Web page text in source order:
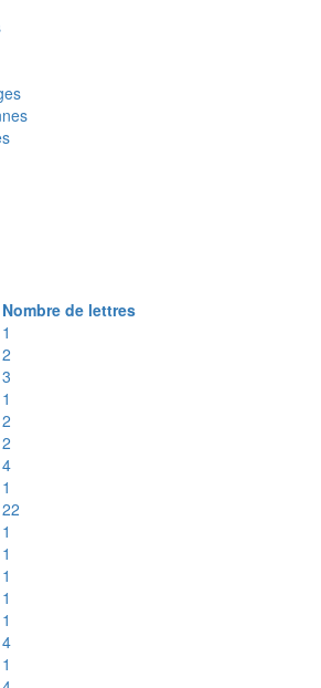
Nombre de lettres
1
2
3
1
2
2
4
1
22
1
1
1
1
1
4
1